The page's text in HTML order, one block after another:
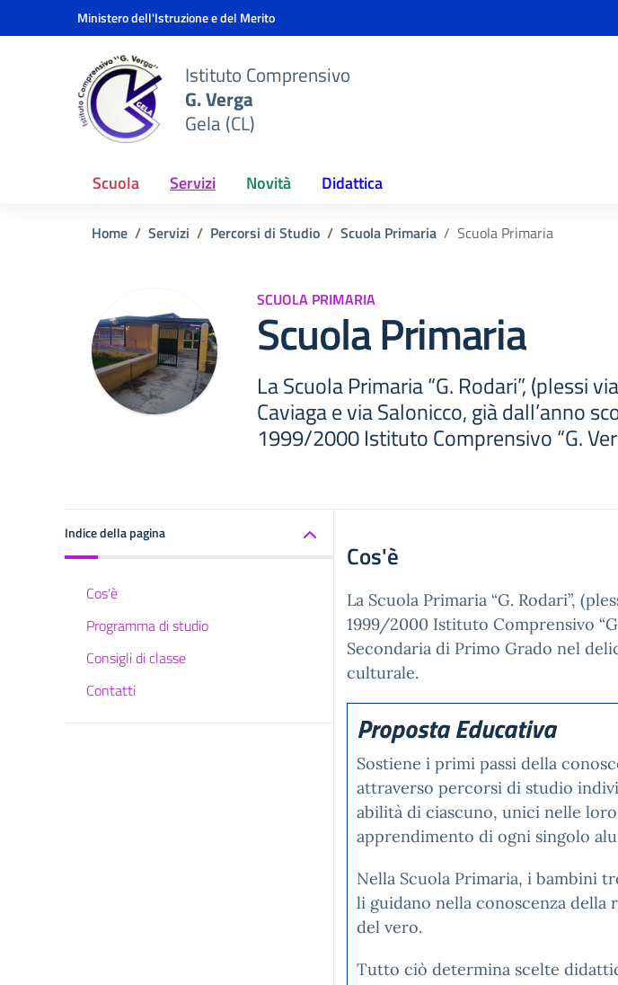
Vai ai contenuti
Vai al menu di navigazioneMinistero dell'Istruzione e del Merito
Istituto Comprensivo
G. Verga
Gela (CL)
Scuola Servizi Novità Didattica
Home Servizi Percorsi di Studio Scuola Primaria Scuola Primaria
SCUOLA PRIMARIA
Scuola Primaria
La Scuola Primaria “G. Rodari”, (plessi via
Caviaga e via Salonicco, già dall’anno
1999/2000 Istituto Comprensivo “G.
Indice della pagina
Cos'è
Programma di studio
Consigli di classe
Contatti
Cos'è
La Scuola Primaria “G. Rodari”,
1999/2000 Istituto Comprensivo
Secondaria di Primo Grado nel
culturale.
Proposta Educativa
Sostiene i primi passi della
attraverso percorsi di studio
abilità di ciascuno, unici nelle
apprendimento di ogni singolo
Nella Scuola Primaria, i bambini
li guidano nella conoscenza della
del vero.
Tutto ciò determina scelte